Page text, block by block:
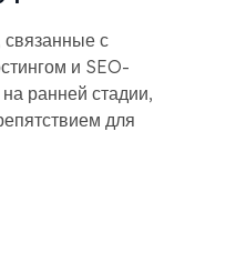
с
и SEO-
ранней стадии,
для